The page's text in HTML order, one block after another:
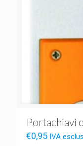
Portachiavi
€0,95 IVA